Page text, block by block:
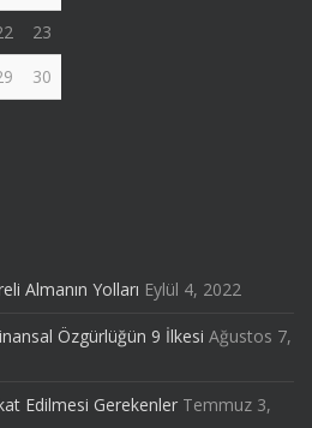
23
30
Almanın Yolları Eylül 4, 2022
Özgürlüğün 9 İlkesi Ağustos 7,
Edilmesi Gerekenler Temmuz 3,